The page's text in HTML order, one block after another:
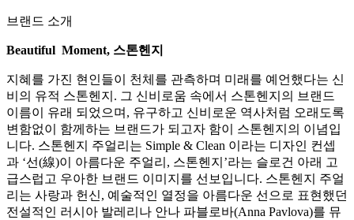
브랜드 소개
Beautiful Moment, 스톤헨지
지혜를 가진 현인들이 천체를 관측하며 미래를 예언했다는 신
비의 유적 스톤헨지. 그 신비로움 속에서 스톤헨지의 브랜드
이름이 유래 되었으며, 유구하고 신비로운 역사처럼 오래도록
변함없이 함께하는 브랜드가 되고자 함이 스톤헨지의 이념입
니다. 스톤헨지 주얼리는 Simple & Clean 이라는 디자인 컨셉
과 ‘선(線)이 아름다운 주얼리, 스톤헨지’라는 슬로건 아래 고
급스럽고 우아한 브랜드 이미지를 선보입니다. 스톤헨지 주얼
리는 사랑과 헌신, 예술적인 열정을 아름다운 선으로 표현했던
전설적인 러시아 발레리나 안나 파블로바(Anna Pavlova)를 뮤